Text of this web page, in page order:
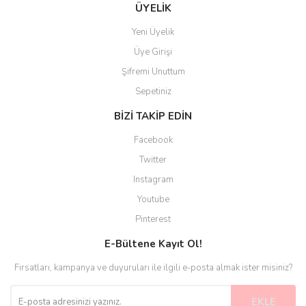
ÜYELİK
Yeni Üyelik
Üye Girişi
Şifremi Unuttum
Sepetiniz
BİZİ TAKİP EDİN
Facebook
Twitter
Instagram
Youtube
Pinterest
E-Bültene Kayıt Ol!
Fırsatları, kampanya ve duyuruları ile ilgili e-posta almak ister misiniz?
EKLE